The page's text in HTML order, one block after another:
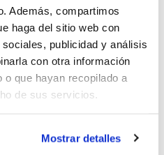
Además, compartimos
haga del sitio web con
publicidad y análisis
con otra información
que hayan recopilado a
de sus servicios.
Mostrar detalles
hay dos ascendidos a
Ilicitano. Ambos se
la eliminatoria de
triunfadores de la FAP.
ya estaba todo
refrendara su